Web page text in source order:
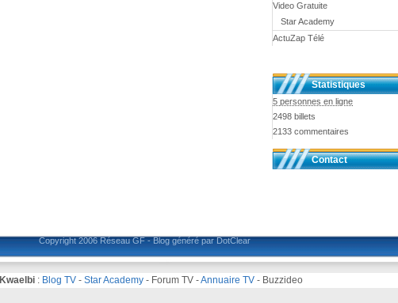
Video Gratuite
Star Academy
ActuZap Télé
Statistiques
5 personnes en ligne
2498 billets
2133 commentaires
Contact
Copyright 2006Réseau GF-Blog généré par DotClear
Kwaelbi : Blog TV - Star Academy - Forum TV -Annuaire TV - Buzzideo